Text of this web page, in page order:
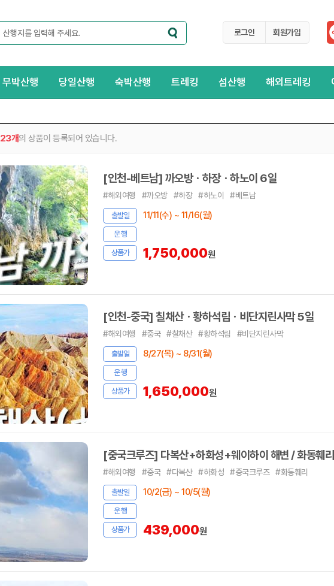
로그인 회원가입
무박산행 당일산행 숙박산행 트레킹 섬산행 해외트레킹
23개의 상품이 등록되어 있습니다.
[인천-베트남] 까오방ㆍ하장ㆍ하노이 6일
#해외여행 #까오방 #하장 #하노이 #베트남
출발일 11/11(수) ~ 11/16(월)
운 행
상품가 1,750,000원
[인천-중국] 칠채산ㆍ황하석림ㆍ비단지린사막 5일
#해외여행 #중국 #칠채산 #황하석림 #비단지린사막
출발일 8/27(목) ~ 8/31(월)
운 행
상품가 1,650,000원
[중국크루즈] 다복산+하화성+웨이하이 해변 / 화동훼
#해외여행 #중국 #다복산 #하화성 #중국크루즈 #화동훼리
출발일 10/2(금) ~ 10/5(월)
운 행
상품가 439,000원